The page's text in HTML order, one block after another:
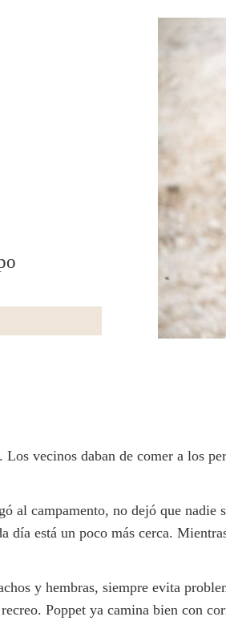
vecinos daban de comer a los
al campamento, no dejó que
día está un poco más cerca.
y hembras, siempre evita
Poppet ya camina bien con